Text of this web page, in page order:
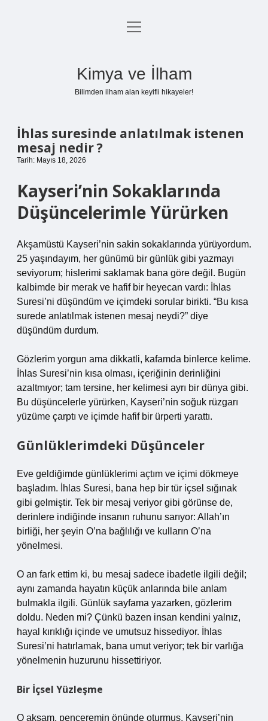
Anasayfa
menüyü
Kimya ve İlham
Bilimden ilham alan keyifli hikayeler!
İhlas suresinde anlatılmak istenen
mesaj nedir ?
Tarih: Mayıs 18, 2026
Kayseri’nin Sokaklarında
Düşüncelerimle Yürürken
Akşamüstü Kayseri’nin sakin sokaklarında yürüyordum.
25 yaşındayım, her günümü bir günlük gibi yazmayı
seviyorum; hislerimi saklamak bana göre değil. Bugün
kalbimde bir merak ve hafif bir heyecan vardı: İhlas
Suresi’ni düşündüm ve içimdeki sorular birikti. “Bu kısa
surede anlatılmak istenen mesaj neydi?” diye
düşündüm durdum.
Gözlerim yorgun ama dikkatli, kafamda binlerce kelime.
İhlas Suresi’nin kısa olması, içeriğinin derinliğini
azaltmıyor; tam tersine, her kelimesi ayrı bir dünya gibi.
Bu düşüncelerle yürürken, Kayseri’nin soğuk rüzgarı
yüzüme çarptı ve içimde hafif bir ürperti yarattı.
Günlüklerimdeki Düşünceler
Eve geldiğimde günlüklerimi açtım ve içimi dökmeye
başladım. İhlas Suresi, bana hep bir tür içsel sığınak
gibi gelmiştir. Tek bir mesaj veriyor gibi görünse de,
derinlere indiğinde insanın ruhunu sarıyor: Allah’ın
birliği, her şeyin O’na bağlılığı ve kulların O’na
yönelmesi.
O an fark ettim ki, bu mesaj sadece ibadetle ilgili değil;
aynı zamanda hayatın küçük anlarında bile anlam
bulmakla ilgili. Günlük sayfama yazarken, gözlerim
doldu. Neden mi? Çünkü bazen insan kendini yalnız,
hayal kırıklığı içinde ve umutsuz hissediyor. İhlas
Suresi’ni hatırlamak, bana umut veriyor; tek bir varlığa
yönelmenin huzurunu hissettiriyor.
Bir İçsel Yüzleşme
O akşam, penceremin önünde oturmuş, Kayseri’nin